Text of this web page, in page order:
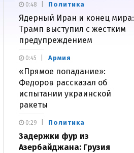
Политика
Ядерный Иран и конец мира:
Трамп выступил с жестким
предупреждением
0:48
Армия
«Прямое попадание»:
Федоров рассказал об
испытании украинской
ракеты
0:45
Политика
Задержки фур из
Азербайджана: Грузия
0:29